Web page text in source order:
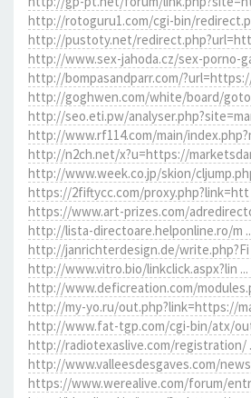
http://rotoguru1.com/cgi-bin/redirect.p
http://pustoty.net/redirect.php?url=htt
http://www.sex-jahoda.cz/sex-porno-
http://bompasandparr.com/
http://goghwen.com/white/board/
http://seo.eti.pw/
http://www.rf114.com/main/
http://n2ch.net/x?u=https://
http://www.week.co.jp/skion/
https://2fiftycc.com/proxy.php?link=htt
https://www.art-prizes.com/
http://lista-directoare.helponline.ro/m
http://janrichterdesign.de/write.php?Fi
http://www.vitro.bio/linkclick.aspx?lin
http://www.deficreation.com/
http://my-yo.ru/out.php?link=https://
http://www.fat-tgp.com/cgi-bin/atx/
http://radiotexaslive.com/registration/
http://www.valleesdesgaves.com/
https://www.werealive.com/forum/